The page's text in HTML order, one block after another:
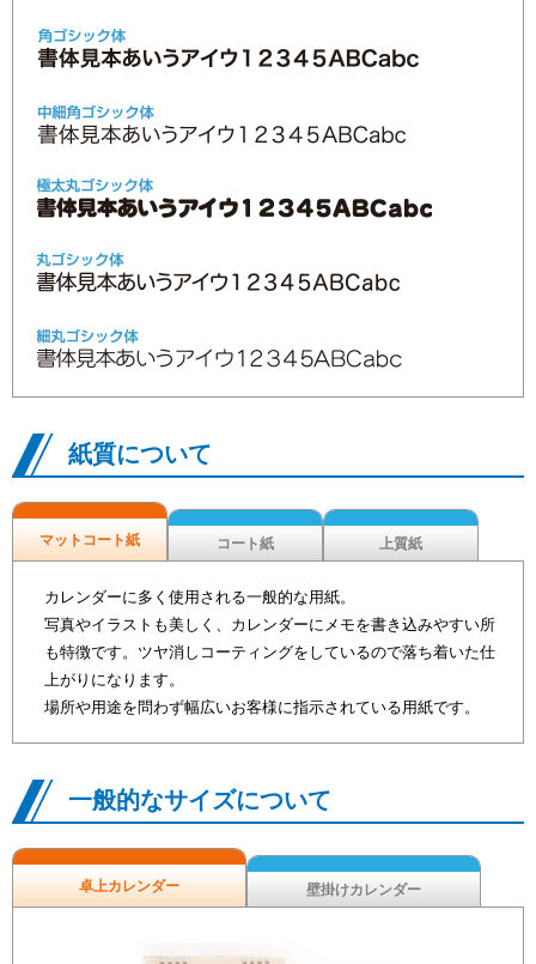
紙質について
マットコート紙 コート紙 上質紙
カレンダーに多く使用される一般的な用紙。
写真やイラストも美しく、カレンダーにメモを書き込みやすい所
も特徴です。ツヤ消しコーティングをしているので落ち着いた仕
上がりになります。
場所や用途を問わず幅広いお客様に指示されている用紙です。
一般的なサイズについて
卓上カレンダー 壁掛けカレンダー